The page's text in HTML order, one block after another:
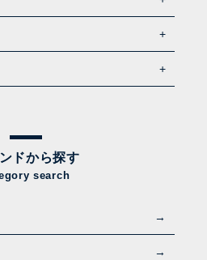
ドから探す
search